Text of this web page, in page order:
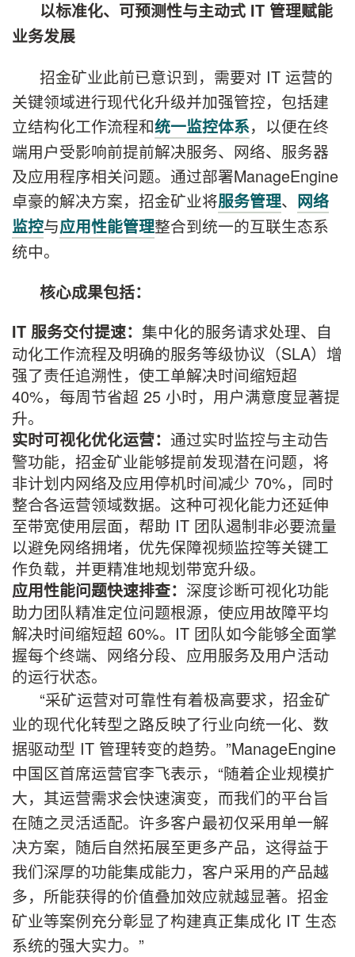
以标准化、可预测性与主动式 IT 管理赋能
业务发展
招金矿业此前已意识到，需要对 IT 运营的
关键领域进行现代化升级并加强管控，包括建
立结构化工作流程和统一监控体系，以便在终
端用户受影响前提前解决服务、网络、服务器
及应用程序相关问题。通过部署ManageEngine
卓豪的解决方案，招金矿业将服务管理、 网络
监控与应用性能管理整合到统一的互联生态系
统中。
核心成果包括：
IT 服务交付提速： 集中化的服务请求处理、自
动化工作流程及明确的服务等级协议（SLA）增
强了责任追溯性，使工单解决时间缩短超
40%，每周节省超 25 小时，用户满意度显著提
升。
实时可视化优化运营： 通过实时监控与主动告
警功能，招金矿业能够提前发现潜在问题，将
非计划内网络及应用停机时间减少 70%，同时
整合各运营领域数据。这种可视化能力还延伸
至带宽使用层面，帮助 IT 团队遏制非必要流量
以避免网络拥堵，优先保障视频监控等关键工
作负载，并更精准地规划带宽升级。
应用性能问题快速排查： 深度诊断可视化功能
助力团队精准定位问题根源，使应用故障平均
解决时间缩短超 60%。IT 团队如今能够全面掌
握每个终端、网络分段、应用服务及用户活动
的运行状态。
“采矿运营对可靠性有着极高要求，招金矿
业的现代化转型之路反映了行业向统一化、数
据驱动型 IT 管理转变的趋势。”ManageEngine
中国区首席运营官李飞表示，“随着企业规模扩
大，其运营需求会快速演变，而我们的平台旨
在随之灵活适配。许多客户最初仅采用单一解
决方案，随后自然拓展至更多产品，这得益于
我们深厚的功能集成能力，客户采用的产品越
多，所能获得的价值叠加效应就越显著。招金
矿业等案例充分彰显了构建真正集成化 IT 生态
系统的强大实力。”